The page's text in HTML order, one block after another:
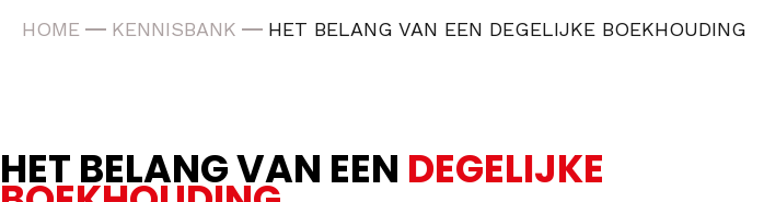
HOME KENNISBANK HET BELANG VAN EEN DEGELIJKE BOEKHOUDING
HET BELANG VAN EEN DEGELIJKE